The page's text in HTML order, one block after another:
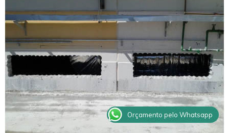
Orçamento pelo Whatsapp